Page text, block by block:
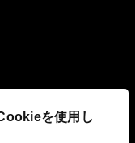
を使用し